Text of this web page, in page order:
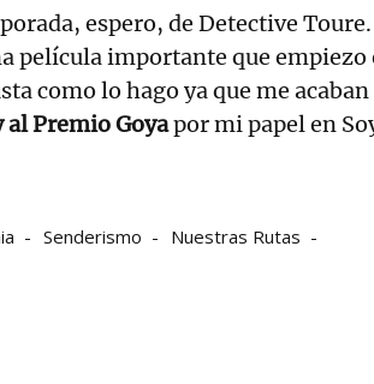
espero, de Detective Toure.
película importante que empiezo
como lo hago ya que me acaban
Premio Goyapor mi papel en
Senderismo
Nuestras Rutas